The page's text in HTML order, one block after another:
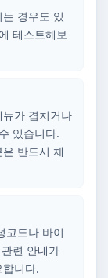
경우도 있
테스트해보
가 겹치거나
있습니다.
반드시 체
코드나 바이
련 안내가
니다.